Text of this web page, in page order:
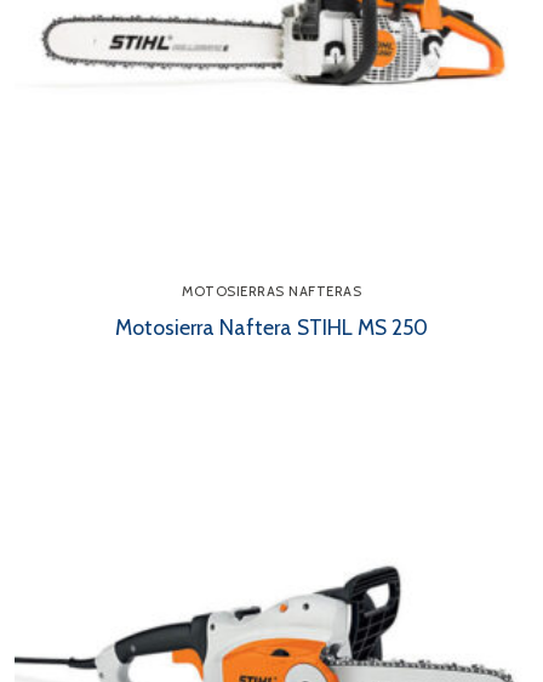
MOTOSIERRAS NAFTERAS
Motosierra Naftera STIHL MS 250